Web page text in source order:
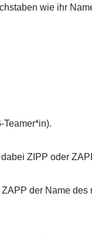
wie ihr
ZIPP oder
der Name